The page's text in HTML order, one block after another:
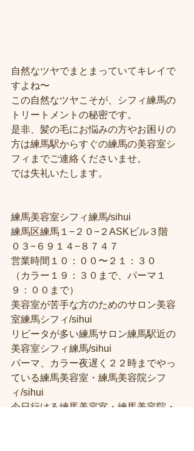
自然なツヤでまとまっていてキレイで
すよね〜
この自然なツヤこそが、シフィ練馬の
トリートメントの秘密です。
是非、髪の毛にお悩みの方やお困りの
方は練馬駅からすぐの練馬の美容室シ
フィまでご連絡くださいませ。
では失礼いたします。
練馬美容室シフィ練馬/sihui
練馬区練馬１−２０−２ASKビル３階
０３−６９１４−８７４７
営業時間１０：００〜２１：３０
（カラー１９：３０まで、パーマ１
９：００まで）
美容室が苦手な方のためのサロン美容
室練馬シフィ/sihui
リピータが多い練馬サロン練馬駅近の
美容室シフィ練馬/sihui
パーマ、カラー夜遅く２２時までやっ
ている練馬美容室・練馬美容院シフ
ィ/sihui
今日行ける練馬美容室・練馬美容院・